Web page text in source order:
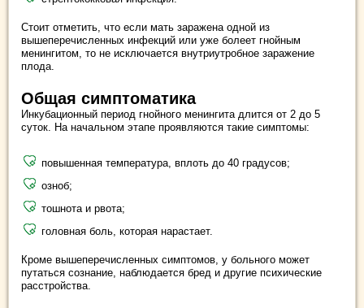
Стоит отметить, что если мать заражена одной из
вышеперечисленных инфекций или уже болеет гнойным
менингитом, то не исключается внутриутробное заражение
плода.
Общая симптоматика
Инкубационный период гнойного менингита длится от 2 до 5
суток. На начальном этапе проявляются такие симптомы:
повышенная температура, вплоть до 40 градусов;
озноб;
тошнота и рвота;
головная боль, которая нарастает.
Кроме вышеперечисленных симптомов, у больного может
путаться сознание, наблюдается бред и другие психические
расстройства.